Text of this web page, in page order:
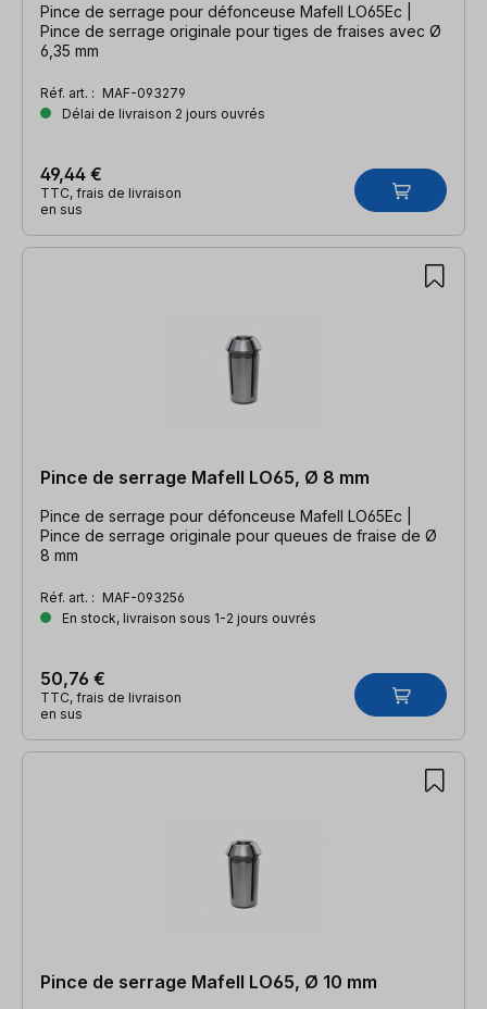
Pince de serrage pour défonceuse Mafell LO65Ec |
Pince de serrage originale pour tiges de fraises avec Ø
6,35 mm
Réf. art. : MAF-093279
Délai de livraison 2 jours ouvrés
49,44 €
TTC, frais de livraison
en sus
Pince de serrage Mafell LO65, Ø 8 mm
Pince de serrage pour défonceuse Mafell LO65Ec |
Pince de serrage originale pour queues de fraise de Ø
8 mm
Réf. art. : MAF-093256
En stock, livraison sous 1-2 jours ouvrés
50,76 €
TTC, frais de livraison
en sus
Pince de serrage Mafell LO65, Ø 10 mm